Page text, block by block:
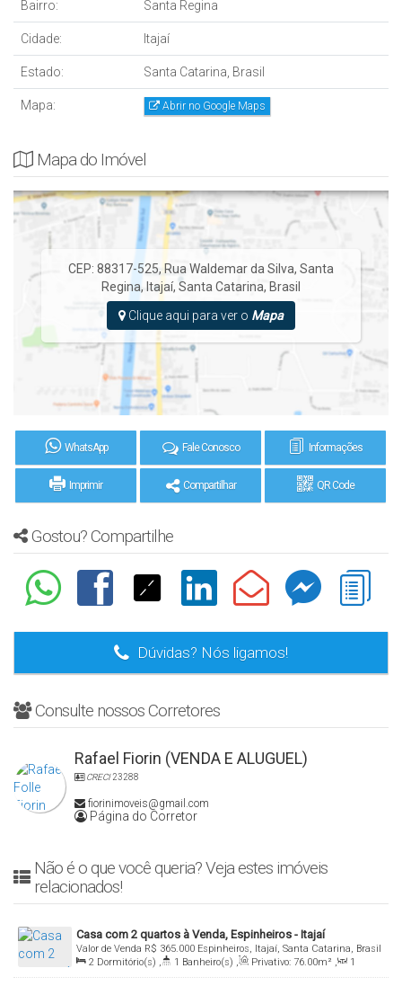
Bairro: Santa Regina
Cidade: Itajaí
Estado: Santa Catarina, Brasil
Mapa: Abrir no Google Maps
Mapa do Imóvel
CEP: 88317-525, Rua Waldemar da Silva, Santa
Regina, Itajaí, Santa Catarina, Brasil
Clique aqui para ver o Mapa
WhatsApp Fale Conosco Informações
Imprimir Compartilhar QR Code
Gostou? Compartilhe
Dúvidas? Nós ligamos!
Consulte nossos Corretores
Rafael Fiorin (VENDA E ALUGUEL)
CRECI23288
fiorinimoveis@gmail.com
Página do Corretor
Não é o que você queria? Veja estes imóveis
relacionados!
Casa com 2 quartos à Venda, Espinheiros - Itajaí
R$ 365.000
Valor de Venda
Espinheiros, Itajaí, Santa Catarina, Brasil
2 Dormitório(s) , 1 Banheiro(s) , Privativo: 76.00m² ,
1
Sala(s) , Total: 76.20m² , 1 Vaga(s) , Útil: 76.00m²